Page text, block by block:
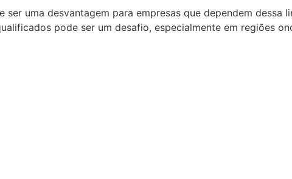
uma desvantagem para empresas que dependem dessa
pode ser um desafio, especialmente em regiões